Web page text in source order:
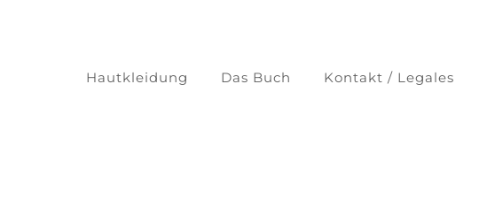
Hautkleidung Das Buch Kontakt / Legales